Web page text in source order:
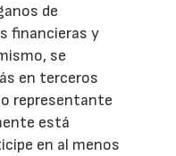
de
financieras y
se
en terceros
representante
está
en al menos